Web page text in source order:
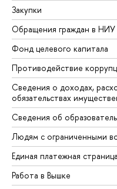
Закупки
Обращения граждан в
Фонд целевого капитала
Противодействие
Сведения о доходах,
обязательствах
Сведения об
Людям с ограниченными
Единая платежная страница
Работа в Вышке